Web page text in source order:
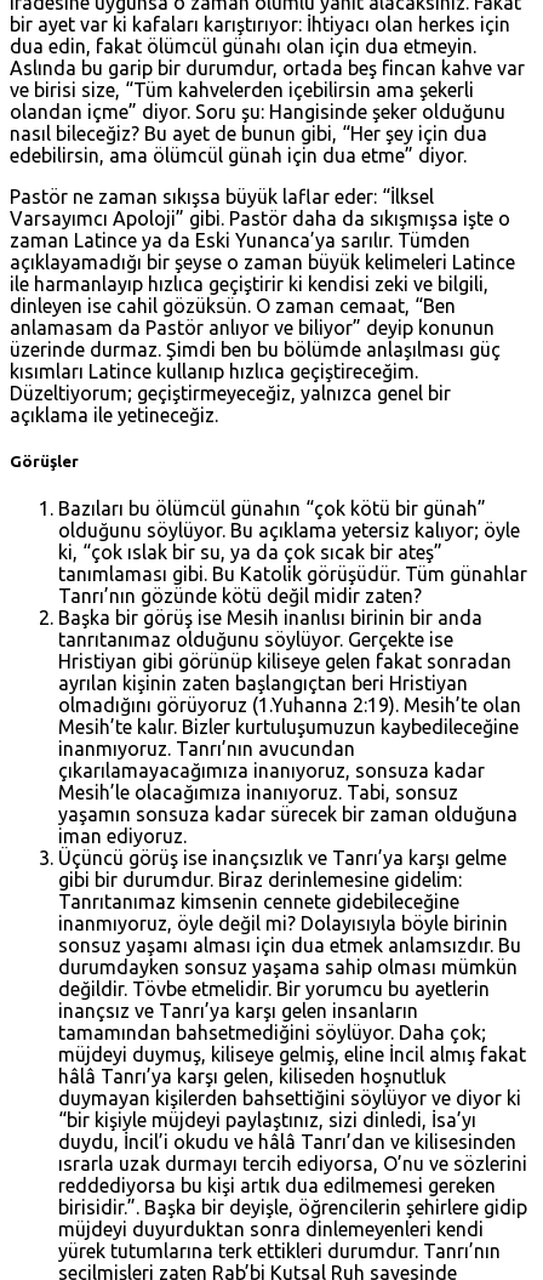
bir ayet var ki kafaları karıştırıyor: İhtiyacı olan herkes için
dua edin, fakat ölümcül günahı olan için dua etmeyin.
Aslında bu garip bir durumdur, ortada beş fincan kahve var
ve birisi size, “Tüm kahvelerden içebilirsin ama şekerli
olandan içme” diyor. Soru şu: Hangisinde şeker olduğunu
nasıl bileceğiz? Bu ayet de bunun gibi, “Her şey için dua
edebilirsin, ama ölümcül günah için dua etme” diyor.
Pastör ne zaman sıkışsa büyük laflar eder: “İlksel
Varsayımcı Apoloji” gibi. Pastör daha da sıkışmışsa işte o
zaman Latince ya da Eski Yunanca’ya sarılır. Tümden
açıklayamadığı bir şeyse o zaman büyük kelimeleri Latince
ile harmanlayıp hızlıca geçiştirir ki kendisi zeki ve bilgili,
dinleyen ise cahil gözüksün. O zaman cemaat, “Ben
anlamasam da Pastör anlıyor ve biliyor” deyip konunun
üzerinde durmaz. Şimdi ben bu bölümde anlaşılması güç
kısımları Latince kullanıp hızlıca geçiştireceğim.
Düzeltiyorum; geçiştirmeyeceğiz, yalnızca genel bir
açıklama ile yetineceğiz.
Görüşler
Bazıları bu ölümcül günahın “çok kötü bir günah”
olduğunu söylüyor. Bu açıklama yetersiz kalıyor; öyle
ki, “çok ıslak bir su, ya da çok sıcak bir ateş”
tanımlaması gibi. Bu Katolik görüşüdür. Tüm günahlar
Tanrı’nın gözünde kötü değil midir zaten?
Başka bir görüş ise Mesih inanlısı birinin bir anda
tanrıtanımaz olduğunu söylüyor. Gerçekte ise
Hristiyan gibi görünüp kiliseye gelen fakat sonradan
ayrılan kişinin zaten başlangıçtan beri Hristiyan
olmadığını görüyoruz (1.Yuhanna 2:19). Mesih’te olan
Mesih’te kalır. Bizler kurtuluşumuzun kaybedileceğine
inanmıyoruz. Tanrı’nın avucundan
çıkarılamayacağımıza inanıyoruz, sonsuza kadar
Mesih’le olacağımıza inanıyoruz. Tabi, sonsuz
yaşamın sonsuza kadar sürecek bir zaman olduğuna
iman ediyoruz.
Üçüncü görüş ise inançsızlık ve Tanrı’ya karşı gelme
gibi bir durumdur. Biraz derinlemesine gidelim:
Tanrıtanımaz kimsenin cennete gidebileceğine
inanmıyoruz, öyle değil mi? Dolayısıyla böyle birinin
sonsuz yaşamı alması için dua etmek anlamsızdır. Bu
durumdayken sonsuz yaşama sahip olması mümkün
değildir. Tövbe etmelidir. Bir yorumcu bu ayetlerin
inançsız ve Tanrı’ya karşı gelen insanların
tamamından bahsetmediğini söylüyor. Daha çok;
müjdeyi duymuş, kiliseye gelmiş, eline İncil almış fakat
hâlâ Tanrı’ya karşı gelen, kiliseden hoşnutluk
duymayan kişilerden bahsettiğini söylüyor ve diyor ki
“bir kişiyle müjdeyi paylaştınız, sizi dinledi, İsa’yı
duydu, İncil’i okudu ve hâlâ Tanrı’dan ve kilisesinden
ısrarla uzak durmayı tercih ediyorsa, O’nu ve sözlerini
reddediyorsa bu kişi artık dua edilmemesi gereken
birisidir.”. Başka bir deyişle, öğrencilerin şehirlere gidip
müjdeyi duyurduktan sonra dinlemeyenleri kendi
yürek tutumlarına terk ettikleri durumdur. Tanrı’nın
seçilmişleri zaten Rab’bi Kutsal Ruh sayesinde